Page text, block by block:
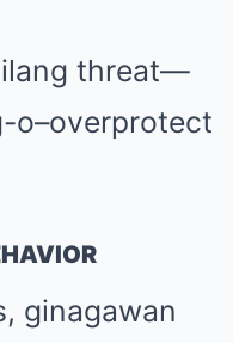
threat—
o–overprotect
ginagawan